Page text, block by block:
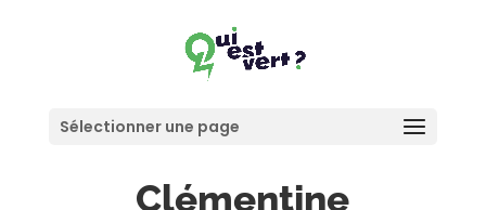
Sélectionner une page
Clémentine